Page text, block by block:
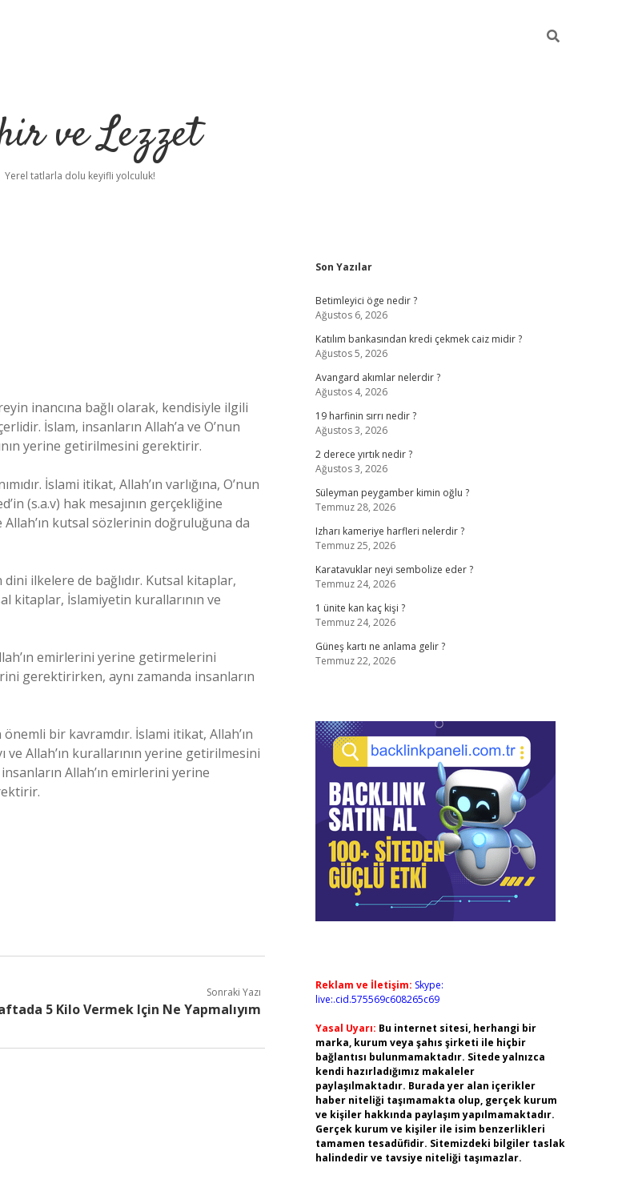
ve Lezzet
Yerel tatlarla dolu keyifli yolculuk!
inancına bağlı olarak, kendisiyle ilgili
İslam, insanların Allah’a ve O’nun
yerine getirilmesini gerektirir.
İslami itikat, Allah’ın varlığına, O’nun
(s.a.v) hak mesajının gerçekliğine
Allah’ın kutsal sözlerinin doğruluğuna da
dini ilkelere de bağlıdır. Kutsal kitaplar,
kitaplar, İslamiyetin kurallarının ve
emirlerini yerine getirmelerini
gerektirirken, aynı zamanda insanların
bir kavramdır. İslami itikat, Allah’ın
Allah’ın kurallarının yerine getirilmesini
Allah’ın emirlerini yerine
Sonraki Yazı
5 Kilo Vermek Için Ne Yapmalıyım
Sidebar
Son Yazılar
Betimleyici öge nedir ?
Ağustos 6, 2026
Katılım bankasından kredi çekmek caiz midir ?
Ağustos 5, 2026
Avangard akımlar nelerdir ?
Ağustos 4, 2026
19 harfinin sırrı nedir ?
Ağustos 3, 2026
2 derece yırtık nedir ?
Ağustos 3, 2026
Süleyman peygamber kimin oğlu ?
Temmuz 28, 2026
Izharı kameriye harfleri nelerdir ?
Temmuz 25, 2026
Karatavuklar neyi sembolize eder ?
Temmuz 24, 2026
1 ünite kan kaç kişi ?
Temmuz 24, 2026
Güneş kartı ne anlama gelir ?
Temmuz 22, 2026
Reklam ve İletişim: Skype:
live:.cid.575569c608265c69
Yasal Uyarı: Bu internet sitesi, herhangi bir
marka, kurum veya şahıs şirketi ile hiçbir
bağlantısı bulunmamaktadır. Sitede yalnızca
kendi hazırladığımız makaleler
paylaşılmaktadır. Burada yer alan içerikler
haber niteliği taşımamakta olup, gerçek kurum
ve kişiler hakkında paylaşım yapılmamaktadır.
Gerçek kurum ve kişiler ile isim benzerlikleri
tamamen tesadüfidir. Sitemizdeki bilgiler taslak
halindedir ve tavsiye niteliği taşımazlar.